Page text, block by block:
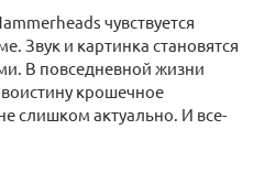
чувствуется
Звук и картинка становятся
В повседневной жизни
крошечное
слишком актуально. И все-